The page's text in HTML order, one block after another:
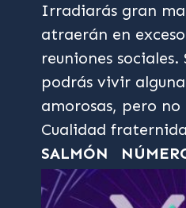
Irradiarás gran
atraerán en
reuniones sociales.
podrás vivir
amorosas, pero
Cualidad
SALMÓN